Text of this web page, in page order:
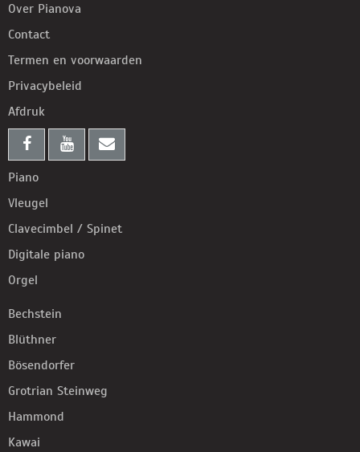
Over Pianova
Contact
Termen en voorwaarden
Privacybeleid
Afdruk
Piano
Vleugel
Clavecimbel / Spinet
Digitale piano
Orgel
Bechstein
Blüthner
Bösendorfer
Grotrian Steinweg
Hammond
Kawai